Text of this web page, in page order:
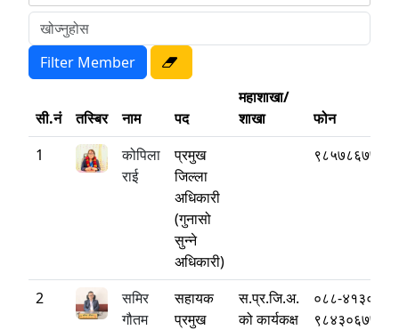
सी.नं तस्बिर नाम पद
महाशाखा/
शाखा
फोन
1
कोपिला
राई
प्रमुख
जिल्ला
अधिकारी
(गुनासो
सुन्ने
अधिकारी)
९८५७८६७७७७
2
समिर
गौतम
सहायक
प्रमुख
स.प्र.जि.अ.
को कार्यकक्ष
०८८-४१३०८३
९८४३०६७७७२